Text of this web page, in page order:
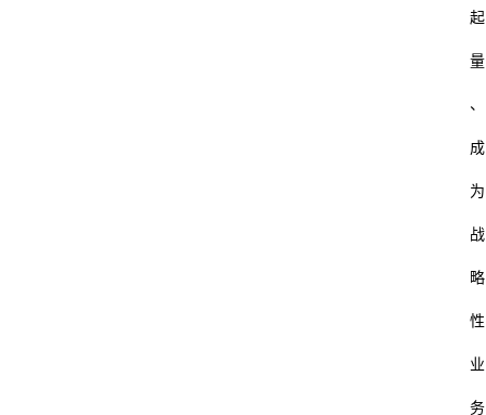
起
量
、
成
为
战
略
性
业
务